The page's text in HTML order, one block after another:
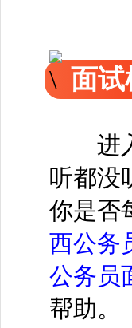
面试
进
听都没
你是否
西公务
公务员
帮助。